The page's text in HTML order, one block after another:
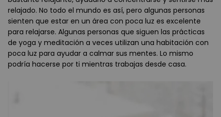
relajado. No todo el mundo es así, pero algunas personas
sienten que estar en un área con poca luz es excelente
para relajarse. Algunas personas que siguen las prácticas
de yoga y meditación a veces utilizan una habitación con
poca luz para ayudar a calmar sus mentes. Lo mismo
podría hacerse por ti mientras trabajas desde casa.